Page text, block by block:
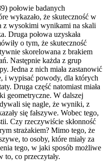
połowie badanych
wykazało, że skuteczność w
z wysokimi wynikami na skali
Druga połowa uzyskała
o tym, że skuteczność
skorelowana z brakiem
Następnie każda z grup
Jedna z nich miała zastanowić
i wypisać powody, dla których
Druga część natomiast miała
geometryczne. W dalszej
się nagle, że wyniki, z
się fałszywe. Wobec tego,
Czy rzeczywiście skłonność
strażakiem? Mimo tego, że
to osoby, które miały za
tego, w jaki sposób możliwe
to, co przeczytały.